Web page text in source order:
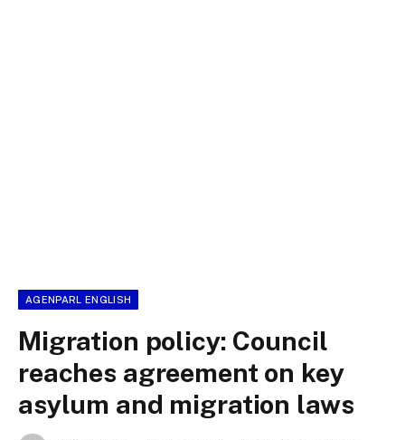
AGENPARL ENGLISH
Migration policy: Council
reaches agreement on key
asylum and migration laws